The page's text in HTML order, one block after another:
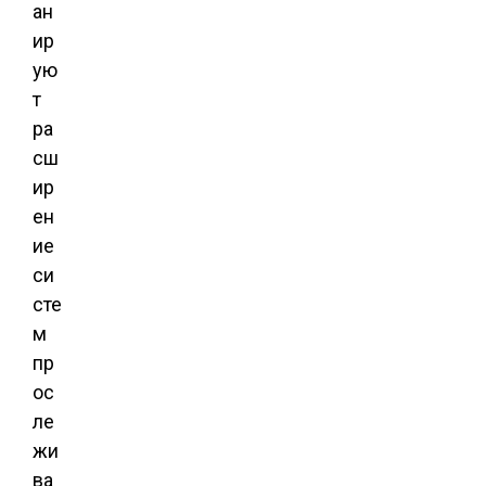
ан
ир
ую
т
ра
сш
ир
ен
ие
си
сте
м
пр
ос
ле
жи
ва